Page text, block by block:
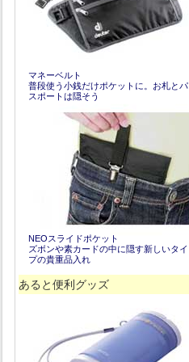
マネーベルト
普段使う小銭だけポケットに。お札とパ
スポートは隠そう
NEOスライドポケット
ズボンや素カードの中に隠す新しいタイ
プの貴重品入れ
あると便利グッズ